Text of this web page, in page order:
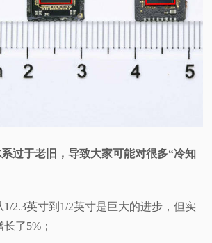
过于老旧，导致大家可能对很多“冷知
1/2.3英寸到1/2英寸是巨大的进步，但实
了5%；